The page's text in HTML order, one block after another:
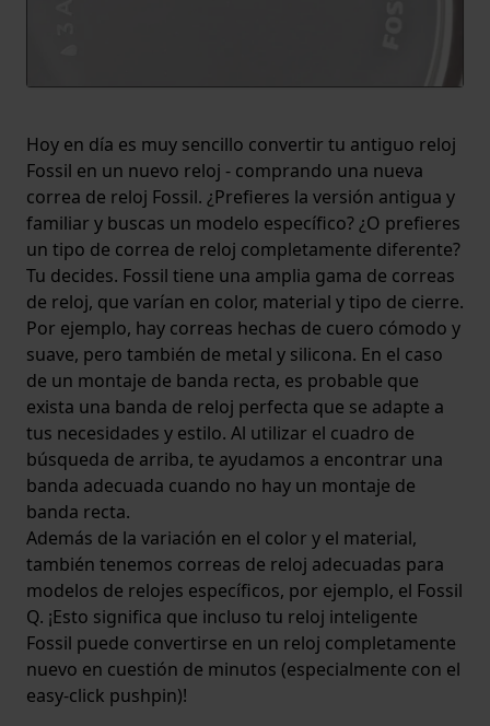
Hoy en día es muy sencillo convertir tu antiguo reloj
Fossil en un nuevo reloj - comprando una nueva
correa de reloj Fossil. ¿Prefieres la versión antigua y
familiar y buscas un modelo específico? ¿O prefieres
un tipo de correa de reloj completamente diferente?
Tu decides. Fossil tiene una amplia gama de correas
de reloj, que varían en color, material y tipo de cierre.
Por ejemplo, hay correas hechas de cuero cómodo y
suave, pero también de metal y silicona. En el caso
de un montaje de banda recta, es probable que
exista una banda de reloj perfecta que se adapte a
tus necesidades y estilo. Al utilizar el cuadro de
búsqueda de arriba, te ayudamos a encontrar una
banda adecuada cuando no hay un montaje de
banda recta.
Además de la variación en el color y el material,
también tenemos correas de reloj adecuadas para
modelos de relojes específicos, por ejemplo, el Fossil
Q. ¡Esto significa que incluso tu reloj inteligente
Fossil puede convertirse en un reloj completamente
nuevo en cuestión de minutos (especialmente con el
easy-click pushpin)!